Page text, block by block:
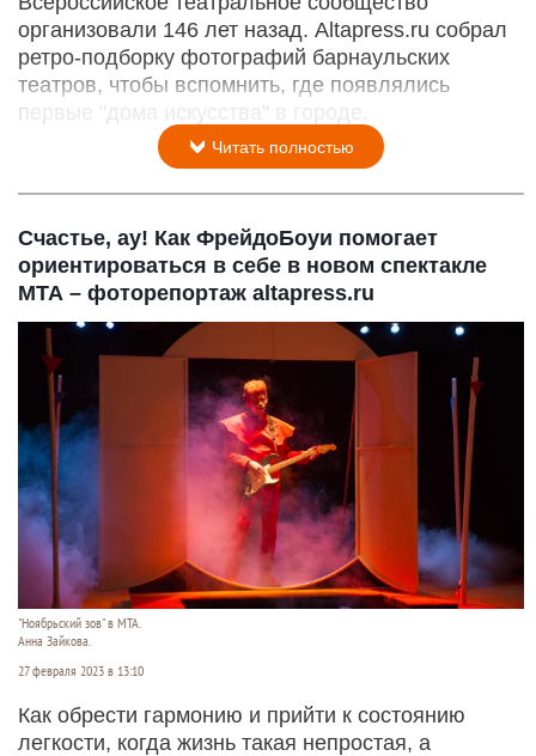
организовали 146 лет назад. Altapress.ru собрал
ретро-подборку фотографий барнаульских
театров, чтобы вспомнить, где появлялись
первые "дома искусства" в городе.
Читать полностью
Счастье, ау! Как ФрейдоБоуи помогает
ориентироваться в себе в новом спектакле
МТА – фоторепортаж altapress.ru
"Ноябрьский зов" в МТА.
Анна Зайкова.
27 февраля 2023 в 13:10
Как обрести гармонию и прийти к состоянию
легкости, когда жизнь такая непростая, а